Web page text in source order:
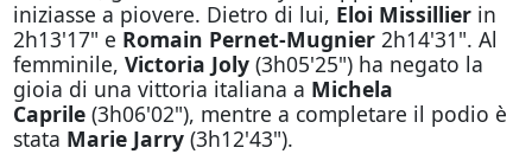
iniziasse a piovere. Dietro di lui, Eloi Missillierin
2h13'17" e Romain Pernet-Mugnier2h14'31". Al
femminile, Victoria Joly (3h05'25") ha negato la
gioia di una vittoria italiana a Michela
Caprile(3h06'02"), mentre a completare il podio è
stata Marie Jarry (3h12'43").